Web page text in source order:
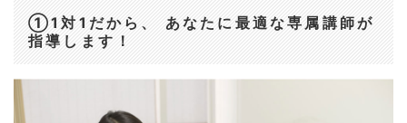
①1対1だから、 あなたに最適な専属講師が
指導します！